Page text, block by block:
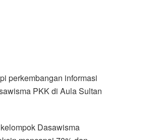
perkembangan informasi
PKK di Aula Sultan
Dasawisma